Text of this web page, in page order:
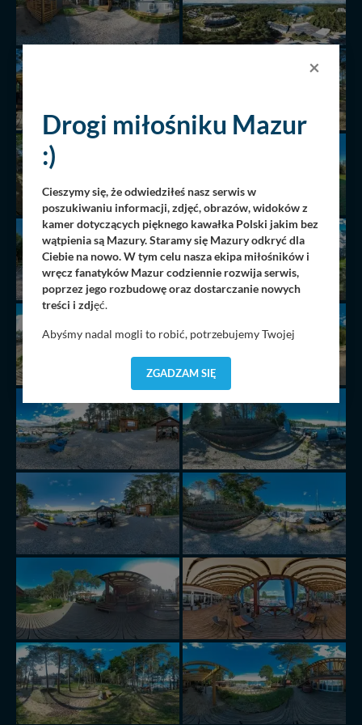
×
Drogi miłośniku Mazur
:)
Cieszymy się, że odwiedziłeś nasz serwis w
poszukiwaniu informacji, zdjęć, obrazów, widoków z
kamer dotyczących pięknego kawałka Polski jakim bez
wątpienia są Mazury. Staramy się Mazury odkryć dla
Ciebie na nowo. W tym celu nasza ekipa miłośników i
wręcz fanatyków Mazur codziennie rozwija serwis,
poprzez jego rozbudowę oraz dostarczanie nowych
treści i zdjęć.
Abyśmy nadal mogli to robić, potrzebujemy Twojej
dostosować do Twoich preferencji. Twoje dane (w tym
pliki cookies) będą zapisywane w celu usprawnienia
wyszukania, ulubione miejsca, logowania, itp).
Bezpieczeństwo Twoich danych jest dla nas
priorytetowe, bez poinformowania Ciebie nie będziemy
zmieniać zakresu naszych uprawnień. Twoje dane są u
nas bezpieczne, jeśli masz wątpliwości co do naszych
intencji, zawsze możesz wycofać swoją zgodę. Więcej
informacji uzyskach w naszej Polityce Prywatności.
Klikając znak X lub przycisk PRZEJDŹ DO SERWISU
wyrażasz zgodę na przetwarzanie Twoich danych.
Nasz serwis nie wykorzystuje oraz nie udostępnia
Twoich danych innym podmiotom oraz osobom
trzecim. Wyjątkiem jest sytuacja, gdy przekazanie
Twoich danych jest elementem usługi (przekazanie
danych z formularza kontaktowego, przekazanie danych
w przypadku rezerwacji usług typu: nocleg, czartery,
itp). Więcej informacji o zasadach i funkcjonalności
serwisu wRegulaminie Serwisu.
Administratorem Twoich danych jest: Agencja
ZGADZAM SIĘ